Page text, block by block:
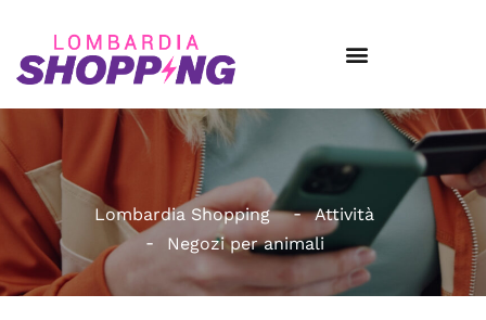
Lombardia Shopping
Attività
Negozi per animali